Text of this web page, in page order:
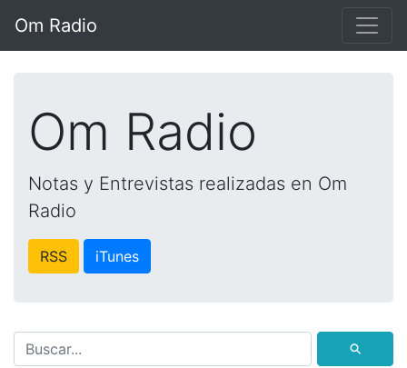
Om Radio
Om Radio
Notas y Entrevistas realizadas en Om
Radio
RSS iTunes
⚲